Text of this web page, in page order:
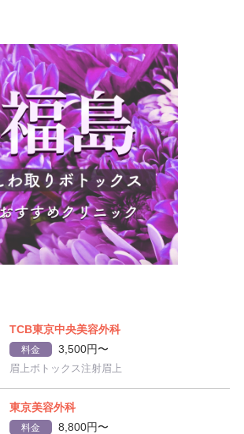
TCB東京中央美容外科
料金 3,500円〜
眉上ボトックス注射眉上
東京美容外科
料金 8,800円〜